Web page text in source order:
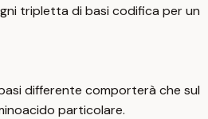
tripletta di basi codifica per un
differente comporterà che sul
particolare.